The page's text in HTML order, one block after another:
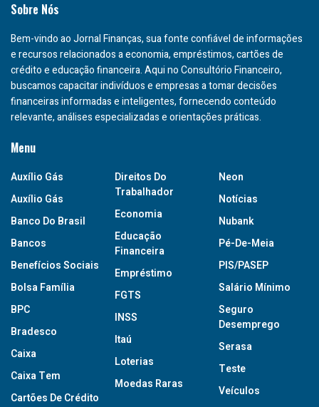
Sobre Nós
Bem-vindo ao Jornal Finanças, sua fonte confiável de informações
e recursos relacionados a economia, empréstimos, cartões de
crédito e educação financeira. Aqui no Consultório Financeiro,
buscamos capacitar indivíduos e empresas a tomar decisões
financeiras informadas e inteligentes, fornecendo conteúdo
relevante, análises especializadas e orientações práticas.
Menu
Auxílio Gás
Auxílio Gás
Banco Do Brasil
Bancos
Benefícios Sociais
Bolsa Família
BPC
Bradesco
Caixa
Caixa Tem
Cartões De Crédito
Direitos Do
Trabalhador
Economia
Educação
Financeira
Empréstimo
FGTS
INSS
Itaú
Loterias
Moedas Raras
Neon
Notícias
Nubank
Pé-De-Meia
PIS/PASEP
Salário Mínimo
Seguro
Desemprego
Serasa
Teste
Veículos